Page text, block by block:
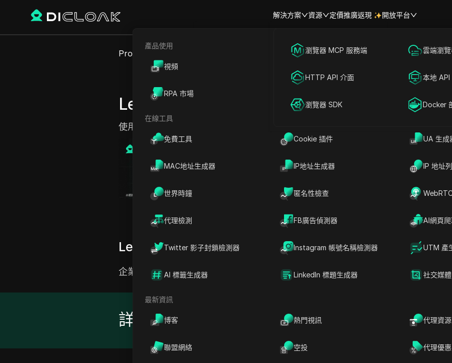
解決方案
海外社媒營銷
廣告投放
帳號共享
資源
產品使用
視頻
RPA 市場
在線工具
免費工具 Cookie 插件 UA 生成
MAC地址生成器 IP地址生成器 IP 地址
世界時鐘 匿名性檢查
代理檢測 FB廣告偵測器 AI網頁
Twitter 影子封鎖檢測器 Instagram 帳號名稱檢測器 UTM 產
AI 標籤生成器 LinkedIn 標題生成器 社交媒
最新資訊
博客 熱門視訊 代理資源
聯盟網絡 空投 代理優
定價推廣返現 開放平台
瀏覽器 MCP 服務端 雲端瀏
HTTP API 介面 本地 API
瀏覽器 SDK Docker
Proxy Sites
Leastslow 提問
就此頁面提問
在Claude中開啟
就此頁面提問
使用快速、可靠的代理解鎖網絡。
Leastslow是什麼？
企業級代理網絡，擁有超過8000萬個住宅IP，旋轉和靜態ISP代理以及創新的定價
詳情 總部